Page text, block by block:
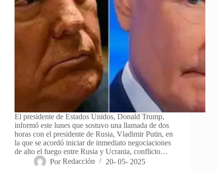
El presidente de Estados Unidos, Donald Trump,
informó este lunes que sostuvo una llamada de dos
horas con el presidente de Rusia, Vladimir Putin, en
la que se acordó iniciar de inmediato negociaciones
de alto el fuego entre Rusia y Ucrania, conflicto…
Por Redacción 20- 05- 2025